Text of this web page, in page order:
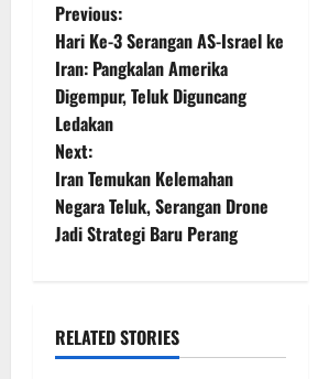
P
o
s
t
n
a
i
Previous:
Hari Ke-3 Serangan AS-Israel ke
Iran: Pangkalan Amerika
Digempur, Teluk Diguncang
Ledakan
Next:
Iran Temukan Kelemahan
Negara Teluk, Serangan Drone
Jadi Strategi Baru Perang
RELATED STORIES